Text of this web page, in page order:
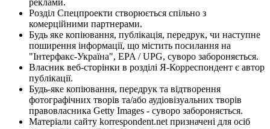
реклами.
Розділ Спецпроекти створюється спільно з
комерційними партнерами.
Будь яке копіювання, публікація, передрук, чи наступне
поширення інформації, що містить посилання на
"Інтерфакс-Україна", EPA / UPG, суворо забороняється.
Власник веб-сторінки в розділі Я-Корреспондент є автор
публікації.
Будь-яке копіювання, передрук та відтворення
фотографічних творів та/або аудіовізуальних творів
правовласника Getty Images - суворо забороняється.
Матеріали сайту korrespondent.net призначені для осіб